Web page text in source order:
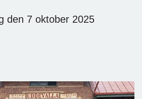
den 7 oktober 2025